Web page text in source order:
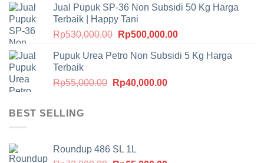
Jual Pupuk SP-36 Non Subsidi 50 Kg Harga
Terbaik | Happy Tani
Rp530,000.00 Harga
adalah:
Rp500,000.00Harga
ini
Pupuk Urea Petro Non Subsidi 5 Kg Harga
Terbaik
Rp55,000.00 Harga
Rp40,000.00Harga
BEST SELLING
Roundup 486 SL 1L